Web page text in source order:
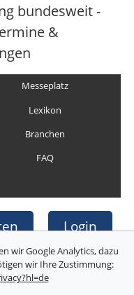
bundesweit -
&
Messeplatz
Lexikon
Branchen
FAQ
Login
& Medien GmbH
wir Google Analytics, dazu
wir Ihre Zustimmung: